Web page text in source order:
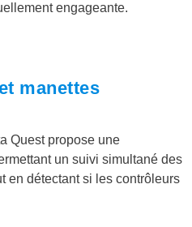
engageante.
manettes
Quest propose une
un suivi simultané des
en détectant si les contrôleurs